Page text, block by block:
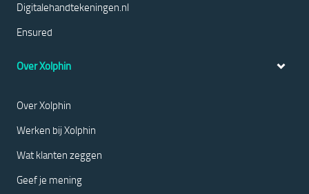
Digitalehandtekeningen.nl
Ensured
Over Xolphin
Over Xolphin
Werken bij Xolphin
Wat klanten zeggen
Geef je mening